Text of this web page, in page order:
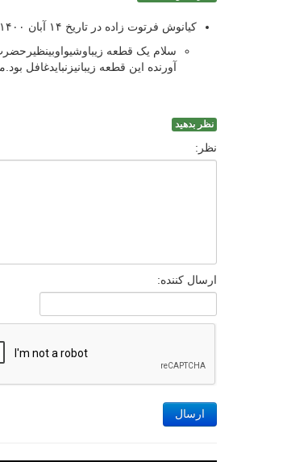
کیانوش فرتوت زاده در تاریخ ۱۴ آبان ۱۴۰۰ نوشته
سلام یک قطعه
آورنده این قطعه زیبانیزنبایدغافل
نظر بدهید
نظر:
ارسال کننده:
ارسال